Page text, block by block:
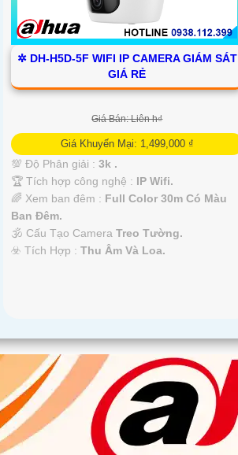
✲ DH-H5D-5F WIFI IP CAMERA GIÁM SÁT
GIÁ RẺ
Giá Bán: Liên h₫
Giá Khuyến Mại: 1,499,000 ₫
💯 Độ Phân giải : 3k .
🏆 Tích hợp công nghệ : IP Wifi.
🌈 Xem ban đêm : Full Color 30m Có Màu
Ban Ðêm.
🕉️ Cấu Tạo Camera Treo Tường.
️☣️ Tích Hợp : Thu Âm Và Loa.